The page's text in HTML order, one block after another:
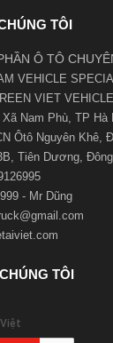
TÔI
Ô TÔ
VEHICLE
VIET
Nam Phù, TP Hà
Ôtô Nguyên Khê,
Tiên Dương,
- Mr Dũng
TÔI